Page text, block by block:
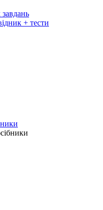
завдань
+ тести